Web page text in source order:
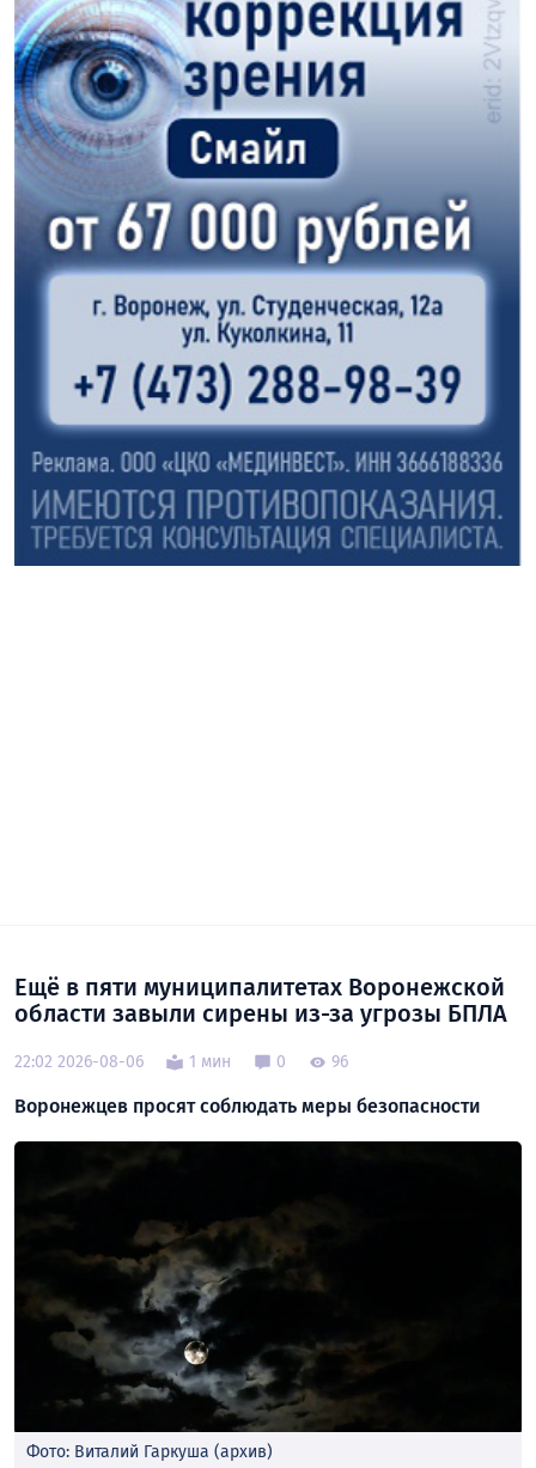
Ещё в пяти муниципалитетах Воронежской
области завыли сирены из-за угрозы БПЛА
22:02 2026-08-06 1 мин 0 96
Воронежцев просят соблюдать меры безопасности
Фото: Виталий Гаркуша (архив)